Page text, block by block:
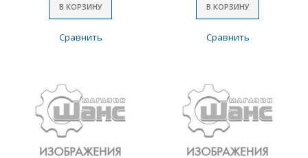
В КОРЗИНУ
Сравнить
В КОРЗИНУ
Сравнить